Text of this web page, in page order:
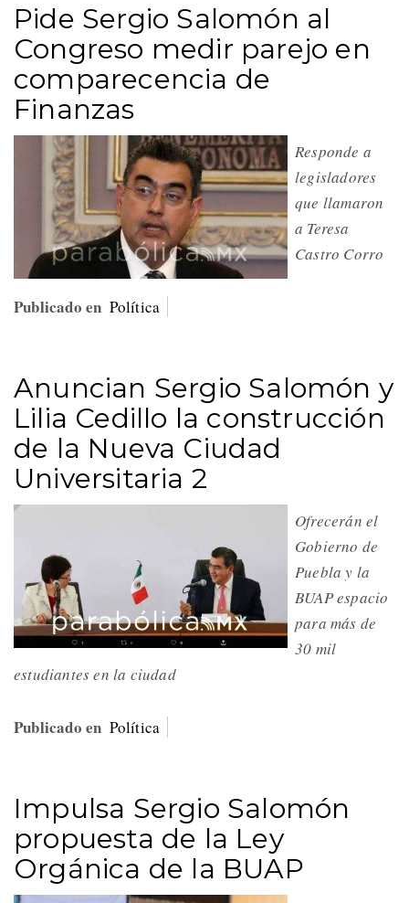
Pide Sergio Salomón al
Congreso medir parejo en
comparecencia de
Finanzas
Responde a
legisladores
que llamaron
a Teresa
Castro Corro
Publicado en Política
Anuncian Sergio Salomón y
Lilia Cedillo la construcción
de la Nueva Ciudad
Universitaria 2
Ofrecerán el
Gobierno de
Puebla y la
BUAP espacio
para más de
30 mil
estudiantes en la ciudad
Publicado en Política
Impulsa Sergio Salomón
propuesta de la Ley
Orgánica de la BUAP